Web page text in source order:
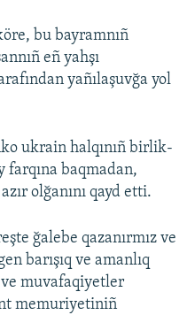
bu bayramnıñ
eñ yahşı
yañılaşuvğa yol
ukrain halqınıñ birlik-
baqmadan,
olğanını qayd etti.
ğalebe qazanırmız ve
barışıq ve amanlıq
ve muvafaqiyetler
memuriyetiniñ